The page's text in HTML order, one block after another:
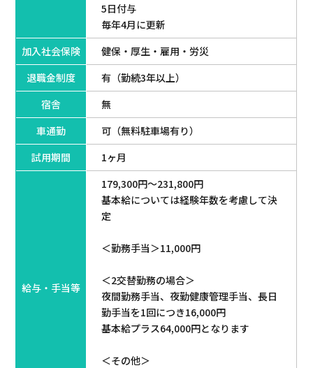
5日付与
毎年4月に更新
加入社会保険
健保・厚生・雇用・労災
退職金制度
有（勤続3年以上）
宿舎
無
車通勤
可（無料駐車場有り）
試用期間
1ヶ月
給与・手当等
179,300円～231,800円
基本給については経験年数を考慮して決
定
＜勤務手当＞11,000円
＜2交替勤務の場合＞
夜間勤務手当、夜勤健康管理手当、長日
勤手当を1回につき16,000円
基本給プラス64,000円となります
＜その他＞